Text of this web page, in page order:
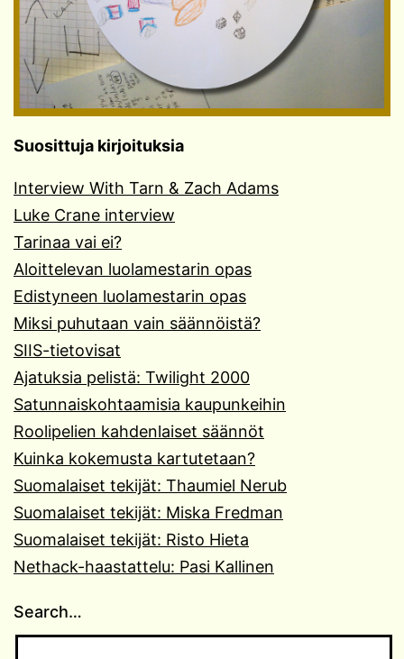
Suosittuja kirjoituksia
Interview With Tarn & Zach Adams
Luke Crane interview
Tarinaa vai ei?
Aloittelevan luolamestarin opas
Edistyneen luolamestarin opas
Miksi puhutaan vain säännöistä?
SIIS-tietovisat
Ajatuksia pelistä: Twilight 2000
Satunnaiskohtaamisia kaupunkeihin
Roolipelien kahdenlaiset säännöt
Kuinka kokemusta kartutetaan?
Suomalaiset tekijät: Thaumiel Nerub
Suomalaiset tekijät: Miska Fredman
Suomalaiset tekijät: Risto Hieta
Nethack-haastattelu: Pasi Kallinen
Search…